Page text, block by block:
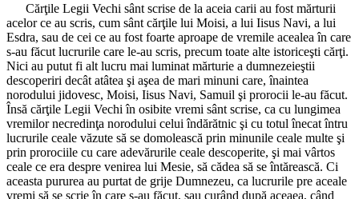
Cărţile Legii Vechi sânt scrise de la aceia carii au fost mărturii
acelor ce au scris, cum sânt cărţile lui Moisi, a lui Iisus Navi, a lui
Esdra, sau de cei ce au fost foarte aproape de vremile acealea în care
s-au făcut lucrurile care le-au scris, precum toate alte istoriceşti cărţi.
Nici au putut fi alt lucru mai luminat mărturie a dumnezeieştii
descoperiri decât atâtea şi aşea de mari minuni care, înaintea
norodului jidovesc, Moisi, Iisus Navi, Samuil şi prorocii le-au făcut.
Însă cărţile Legii Vechi în osibite vremi sânt scrise, ca cu lungimea
vremilor necredinţa norodului celui îndărătnic şi cu totul înecat întru
lucrurile ceale văzute să se domolească prin minunile ceale multe şi
prin prorociile cu care adevărurile ceale descoperite, şi mai vârtos
ceale ce era despre venirea lui Mesie, să cădea să se întărească. Ci
aceasta pururea au purtat de grije Dumnezeu, ca lucrurile pre aceale
vremi să se scrie în care s-au făcut, sau curând după aceaea, când